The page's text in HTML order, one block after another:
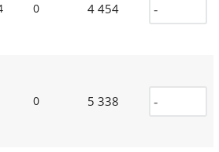
0 4 454
0 5 338